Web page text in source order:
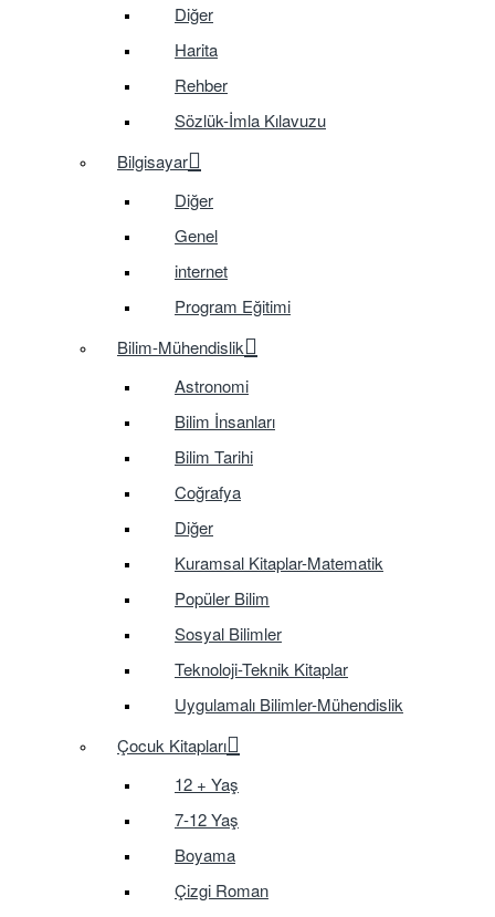
Diğer
Harita
Rehber
Sözlük-İmla Kılavuzu
Bilgisayar
Diğer
Genel
internet
Program Eğitimi
Bilim-Mühendislik
Astronomi
Bilim İnsanları
Bilim Tarihi
Coğrafya
Diğer
Kuramsal Kitaplar-Matematik
Popüler Bilim
Sosyal Bilimler
Teknoloji-Teknik Kitaplar
Uygulamalı Bilimler-Mühendislik
Çocuk Kitapları
12 + Yaş
7-12 Yaş
Boyama
Çizgi Roman